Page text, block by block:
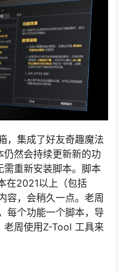
，集成了好友奇趣魔法
然会持续更新新的功
需重新安装脚本。脚本
在2021以上（包括
容，会稍久一点。老周
每个功能一个脚本，导
老周使用Z-Tool 工具来